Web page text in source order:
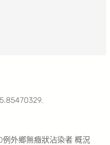
外鄉無癥狀沾染者 概況